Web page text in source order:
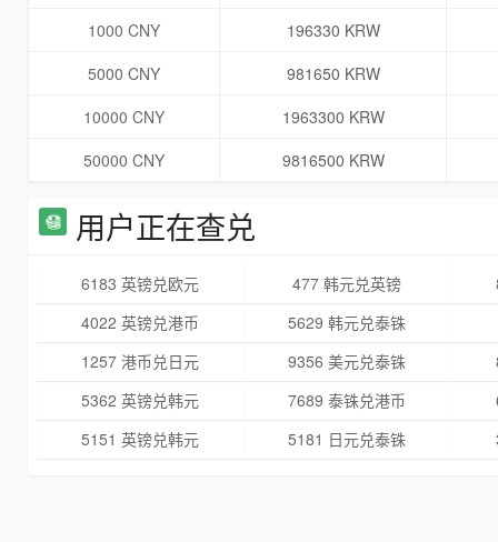
1000 CNY
196330 KRW
5000 CNY
981650 KRW
10000 CNY
1963300 KRW
50000 CNY
9816500 KRW
用户正在查兑
6183 英镑兑欧元 477 韩元兑英镑
4022 英镑兑港币
5629 韩元兑泰铢
1257 港币兑日元
9356 美元兑泰铢
5362 英镑兑韩元
7689 泰铢兑港币
5151 英镑兑韩元
5181 日元兑泰铢